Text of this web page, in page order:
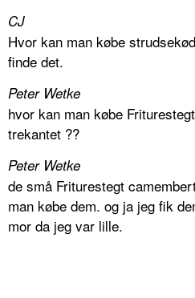
CJ
Hvor kan man købe
finde det.
Peter Wetke
hvor kan man købe
trekantet ??
Peter Wetke
de små Friturestegt
man købe dem. og ja jeg fik
mor da jeg var lille.